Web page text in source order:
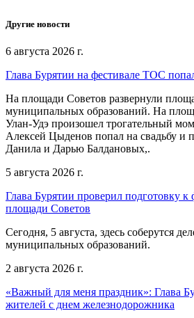
Другие новости
6 августа 2026 г.
Глава Бурятии на фестивале ТОС
На площади Советов развернули
муниципальных образований. На
Улан-Удэ произошел трогательный
Алексей Цыденов попал на свадьбу и
Данила и Дарью Балдановых,.
5 августа 2026 г.
Глава Бурятии проверил подготовку
площади Советов
Сегодня, 5 августа, здесь соберутся
муниципальных образований.
2 августа 2026 г.
«Важный для меня праздник»: Глава
жителей с днем железнодорожника